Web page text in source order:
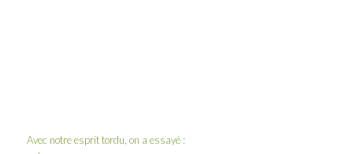
Avec notre esprit tordu, on a essayé :